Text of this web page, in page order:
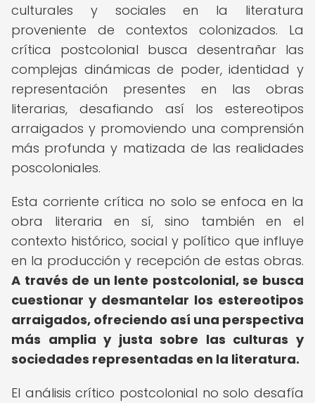
culturales y sociales en la literatura
proveniente de contextos colonizados. La
crítica postcolonial busca desentrañar las
complejas dinámicas de poder, identidad y
representación presentes en las obras
literarias, desafiando así los estereotipos
arraigados y promoviendo una comprensión
más profunda y matizada de las realidades
poscoloniales.
Esta corriente crítica no solo se enfoca en la
obra literaria en sí, sino también en el
contexto histórico, social y político que influye
en la producción y recepción de estas obras.
A través de un lente postcolonial, se busca
cuestionar y desmantelar los estereotipos
arraigados, ofreciendo así una perspectiva
más amplia y justa sobre las culturas y
sociedades representadas en la literatura.
El análisis crítico postcolonial no solo desafía